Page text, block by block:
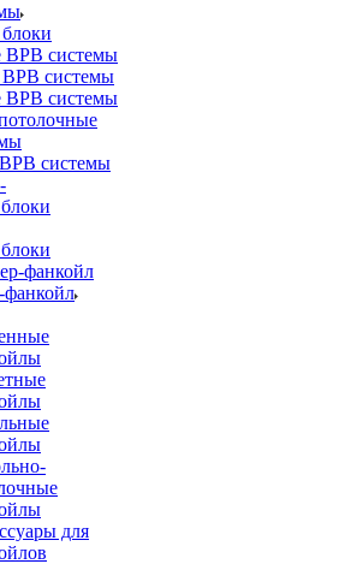
ВРВ системы
ВРВ системы
ВРВ системы
системы
для